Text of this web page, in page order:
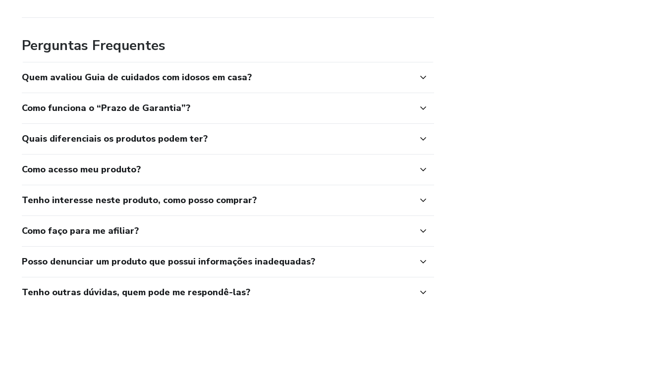
Perguntas Frequentes
Quem avaliou Guia de cuidados com idosos em casa?
Como funciona o “Prazo de Garantia”?
Quais diferenciais os produtos podem ter?
Como acesso meu produto?
Tenho interesse neste produto, como posso comprar?
Como faço para me afiliar?
Posso denunciar um produto que possui informações inadequadas?
Tenho outras dúvidas, quem pode me respondê-las?